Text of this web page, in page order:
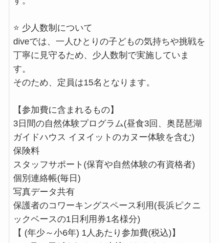
⭐ 少人数制について
diveでは、一人ひとりの子どもの気持ちや挑戦を
丁寧に見守るため、少人数制で実施していま
す。
そのため、定員は15名となります。
【参加費に含まれるもの】
3日間の自然体験プログラム(昼食3回、奥琵琶湖
ガイドハウス イヌイットのカヌー体験を含む)
保険料
スタッフサポート(保育や自然体験の有資格者)
個別連絡帳(毎日)
写真データ共有
保護者のコワーキングスペース利用(長浜ピクニ
ックベースの1日利用券1名様分)
【 (年少～小6年) 1人あたり参加費(税込)】